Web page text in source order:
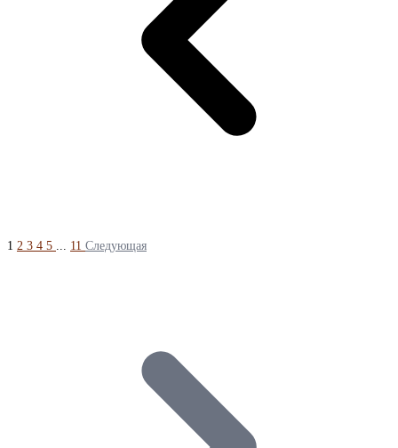
1 2 3 4 5 ... 11 Следующая